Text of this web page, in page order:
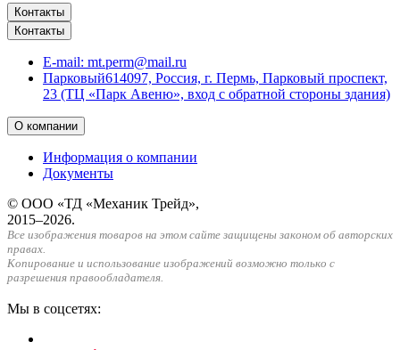
Контакты
Контакты
E-mail: mt.perm@mail.ru
Парковый614097, Россия, г. Пермь, Парковый проспект,
23 (ТЦ «Парк Авеню», вход с обратной стороны здания)
О компании
Информация о компании
Документы
© ООО «ТД «Механик Трейд»,
2015–2026.
Все изображения товаров на этом сайте защищены законом об авторских
правах.
Копирование и использование изображений возможно только с
разрешения правообладателя.
Мы в соцсетях: